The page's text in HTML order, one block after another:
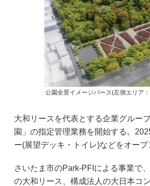
公園全景イメージパース(左側エリア
大和リースを代表とする企業グルー
園」の指定管理業務を開始する。
ー(展望デッキ・トイレ)などをオープ
さいたま市のPark-PFIによる事業で
の大和リース、構成法人の大日本コ